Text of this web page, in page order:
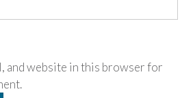
and website in this browser for